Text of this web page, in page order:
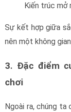
Kiến trúc mở
Sự kết hợp giữa
nên một không
3. Đặc điểm
chơi
Ngoài ra, chúng